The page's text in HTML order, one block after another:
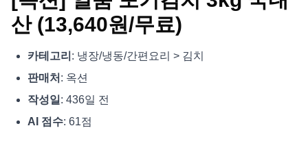
산 (13,640원/무료)
카테고리 : 냉장/냉동/간편요리 > 김치
판매처 : 옥션
작성일: 436일 전
AI 점수: 61점